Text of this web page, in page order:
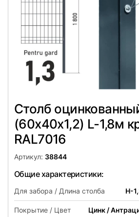
Столб
(60х40x1,2) L-1,8м
RAL7016
Артикул: 38844
Общие характеристики:
Для забора / Длина столба H-
Покрытие / Цвет Цинк /